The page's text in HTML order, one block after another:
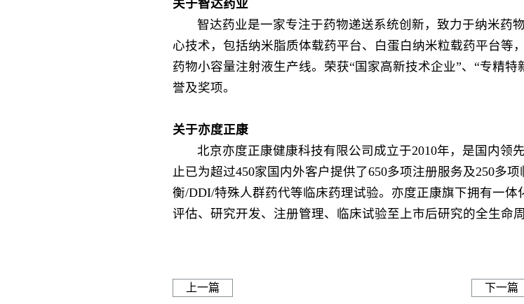
关于智达药业
智达药业是一家专注于药物递送系统创新，致力于纳米药
心技术，包括纳米脂质体载药平台、白蛋白纳米粒载药平台等
药物小容量注射液生产线。荣获“国家高新技术企业”、“专精
誉及奖项。
关于亦度正康
北京亦度正康健康科技有限公司成立于2010年，是国内领
止已为超过450家国内外客户提供了650多项注册服务及250多
衡/DDI/特殊人群药代等临床药理试验。亦度正康旗下拥有一
评估、研究开发、注册管理、临床试验至上市后研究的全生命
上一篇 下一篇